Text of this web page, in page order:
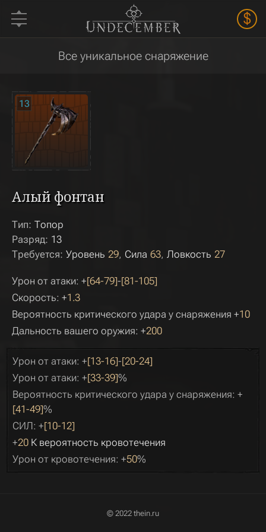
$
Все уникальное снаряжение
13
Алый фонтан
Тип: Топор
Разряд: 13
Требуется: Уровень 29 Сила 63 Ловкость 27
Урон от атаки: +[64-79]-[81-105]
Скорость: +1.3
Вероятность критического удара у снаряжения +10
Дальность вашего оружия: +200
Урон от атаки: +[13-16]-[20-24]
Урон от атаки: +[33-39]%
Вероятность критического удара у снаряжения: +
[41-49]%
СИЛ: +[10-12]
+20 К вероятность кровотечения
Урон от кровотечения: +50%
© 2022 thein.ru